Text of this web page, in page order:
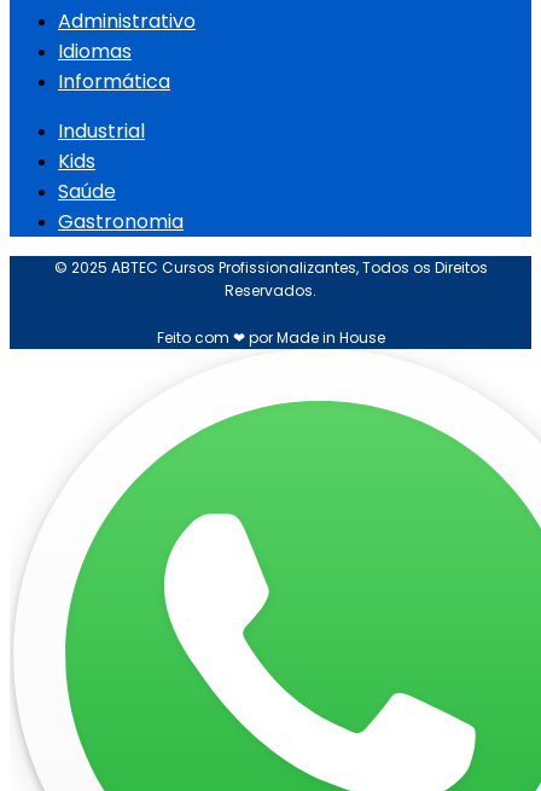
Administrativo
Idiomas
Informática
Industrial
Kids
Saúde
Gastronomia
© 2025 ABTEC Cursos Profissionalizantes, Todos os Direitos
Reservados.
Feito com ❤ por Made in House